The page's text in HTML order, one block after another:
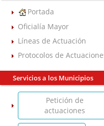
Portada
Oficialía Mayor
Líneas de Actuación
Protocolos de
Servicios a los Municipios
Petición de
actuaciones